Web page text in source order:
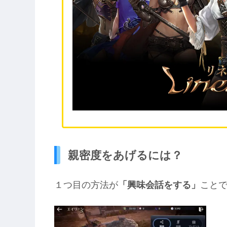
親密度をあげるには？
１つ目の方法が 「興味会話をする」 こと